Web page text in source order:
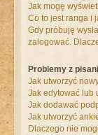
Jak mogę
Co to jest ranga i
Gdy próbuję
zalogować.
Problemy z
Jak utworzyć
Jak edytować lub
Jak dodawać
Jak utworzyć
Dlaczego nie